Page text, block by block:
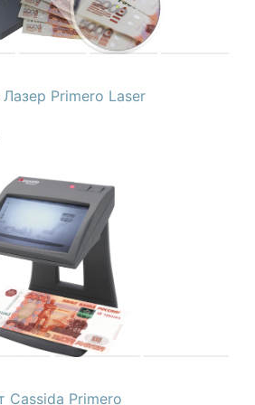
Primero Laser
Cassida Primero